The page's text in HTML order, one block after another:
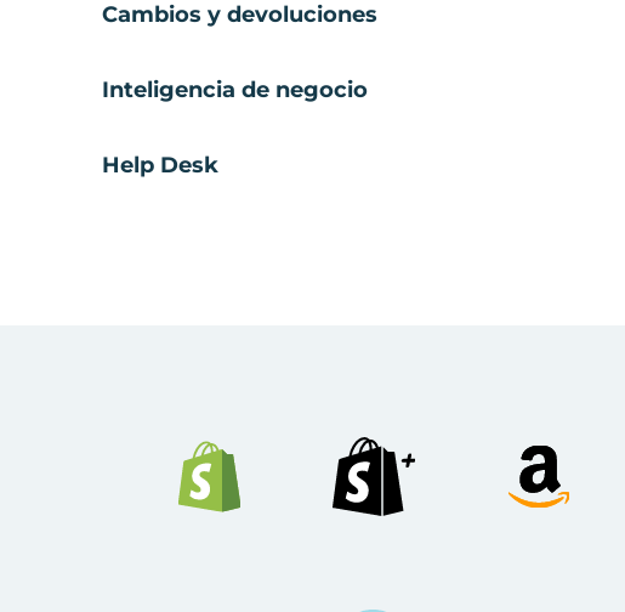
Cambios y devoluciones
Inteligencia de negocio
Help Desk